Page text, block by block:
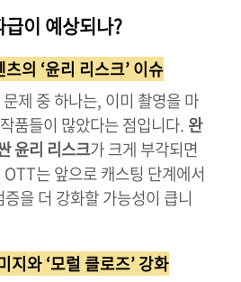
이 예상되나?
의 ‘윤리 리스크’ 이슈
제 중 하나는, 이미 촬영을 마
품들이 많았다는 점입니다. 완
윤리 리스크가 크게 부각되면
는 앞으로 캐스팅 단계에서
을 더 강화할 가능성이 큽니
와 ‘모럴 클로즈’ 강화